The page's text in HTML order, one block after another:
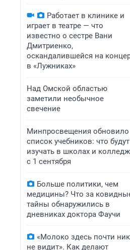
Работает в клинике и
играет в театре — что
известно о сестре Вани
Дмитриенко,
оскандалившейся на
в «Лужниках»
Над Омской областью
заметили необычное
свечение
Минпросвещения обновило
список учебников: что будут
изучать в школах и
с 1 сентября
Больше политики, чем
медицины? Что за
тайны обнаружились в
дневниках доктора Фаучи
«Молоко здесь почти
не видит». Как делают